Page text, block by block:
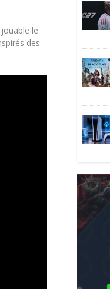
le
des